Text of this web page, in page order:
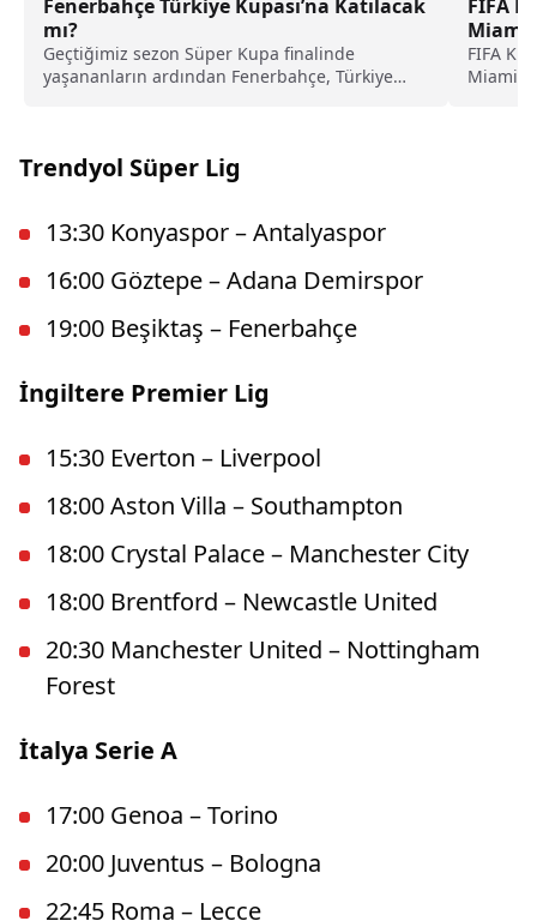
Fenerbahçe Türkiye Kupası’na Katılacak
mı?
Geçtiğimiz sezon Süper Kupa finalinde
yaşananların ardından Fenerbahçe, Türkiye
FIFA
Miami
FIFA
Miami
Trendyol Süper Lig
13:30 Konyaspor – Antalyaspor
16:00 Göztepe – Adana Demirspor
19:00 Beşiktaş – Fenerbahçe
İngiltere Premier Lig
15:30 Everton – Liverpool
18:00 Aston Villa – Southampton
18:00 Crystal Palace – Manchester City
18:00 Brentford – Newcastle United
20:30 Manchester United – Nottingham
Forest
İtalya Serie A
17:00 Genoa – Torino
20:00 Juventus – Bologna
22:45 Roma – Lecce